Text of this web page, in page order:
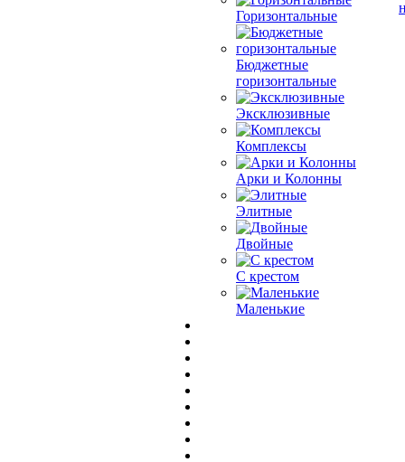
Горизонтальные
Бюджетные
горизонтальные
Эксклюзивные
Комплексы
Арки и Колонны
Элитные
Двойные
С крестом
Маленькие